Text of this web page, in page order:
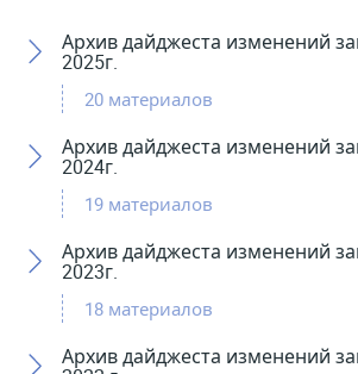
Архив дайджеста изменений
2025г.
20 материалов
Ниже предоставлен список
отражающий изменения
законодательства за 2025 год
Материалы:
ДАЙДЖЕСТ № 55 с
05.01.2025.pdf.pdf
Архив дайджеста изменений
2024г.
19 материалов
Ниже предоставлен список
отражающий изменения
законодательства за 2024 год
Архив дайджеста изменений
2023г.
18 материалов
Архив дайджеста изменений